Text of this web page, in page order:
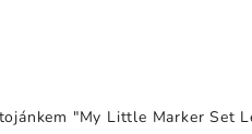
"My Little Marker Set